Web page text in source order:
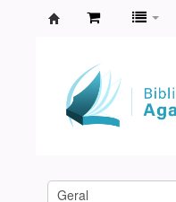
Agamenon
Magalhães